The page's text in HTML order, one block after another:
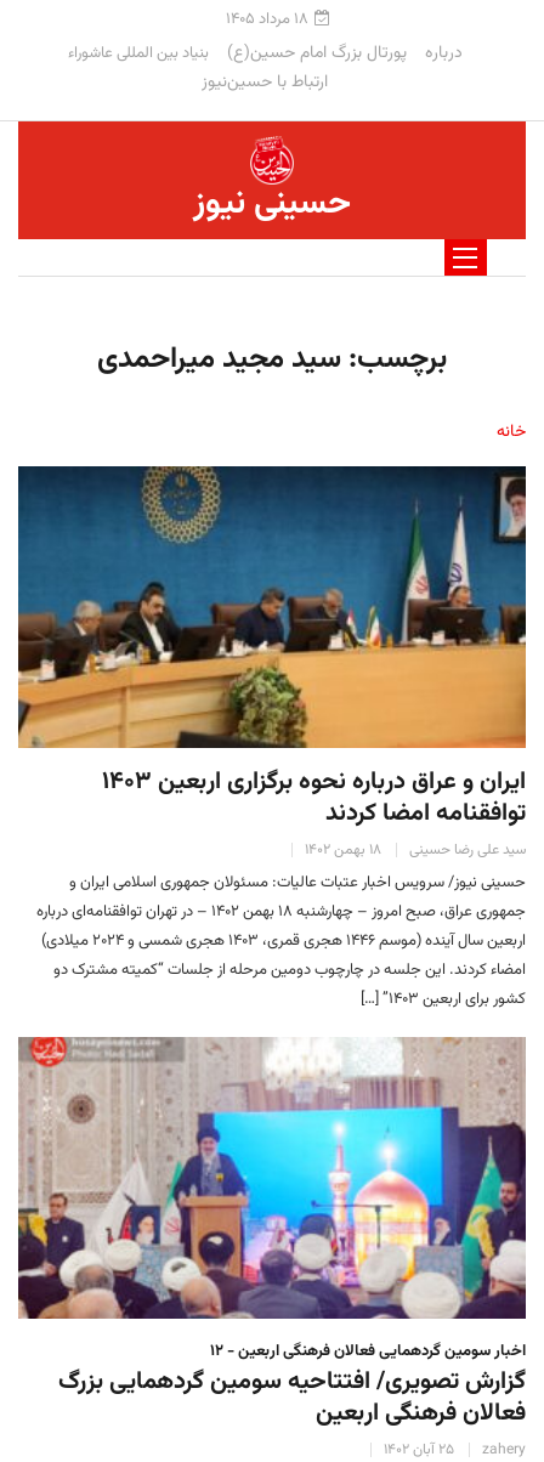
۱۸ مرداد ۱۴۰۵
درباره پورتال بزرگ امام حسین(ع) بنیاد بین المللی عاشوراء
ارتباط با حسین‌نیوز
حسینی نیوز
برچسب:سید مجید میراحمدی
خانه
ایران و عراق درباره نحوه برگزاری اربعین ۱۴۰۳
توافقنامه امضا کردند
سید علی رضا حسینی ۱۸ بهمن ۱۴۰۲
حسینی نیوز/ سرویس اخبار عتبات عالیات: مسئولان جمهوری اسلامی ایران و
جمهوری عراق، صبح امروز – چهارشنبه ۱۸ بهمن ۱۴۰۲ – در تهران توافقنامه‌ای درباره
اربعین سال آینده (موسم ۱۴۴۶ هجری قمری، ۱۴۰۳ هجری شمسی و ۲۰۲۴ میلادی)
امضاء کردند. این جلسه در چارچوب دومین مرحله از جلسات “کمیته مشترک دو
کشور برای اربعین ۱۴۰۳” […]
اخبار سومین گردهمایی فعالان فرهنگی اربعین - ۱۲
گزارش تصویری/ افتتاحیه سومین گردهمایی بزرگ
فعالان فرهنگی اربعین
zahery ۲۵ آبان ۱۴۰۲